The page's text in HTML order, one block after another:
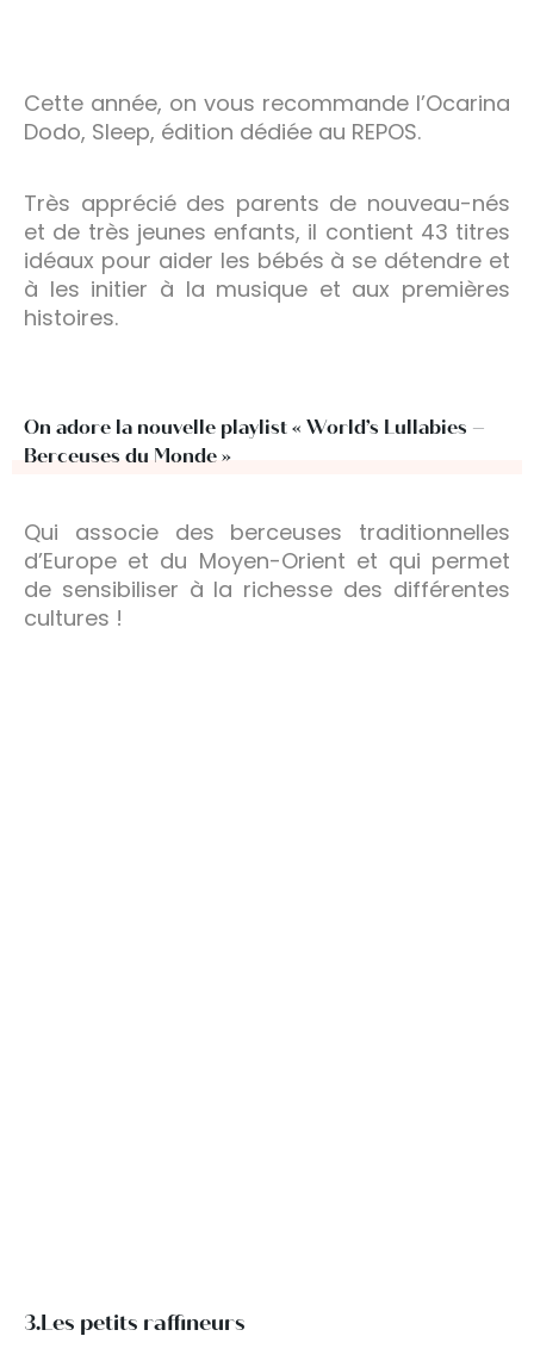
Cette année, on vous recommande l’Ocarina
Dodo, Sleep, édition dédiée au REPOS.
Très apprécié des parents de nouveau-nés
et de très jeunes enfants, il contient 43 titres
idéaux pour aider les bébés à se détendre et
à les initier à la musique et aux premières
histoires.
On adore la nouvelle playlist « World’s Lullabies –
Berceuses du Monde »
Qui associe des berceuses traditionnelles
d’Europe et du Moyen-Orient et qui permet
de sensibiliser à la richesse des différentes
cultures !
3.Les petits raffineurs